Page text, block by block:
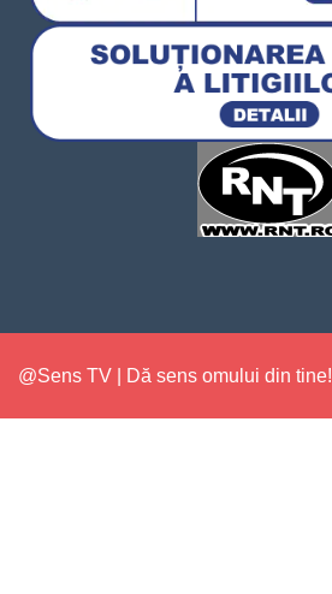
@Sens TV | Dă sens omului din tine!